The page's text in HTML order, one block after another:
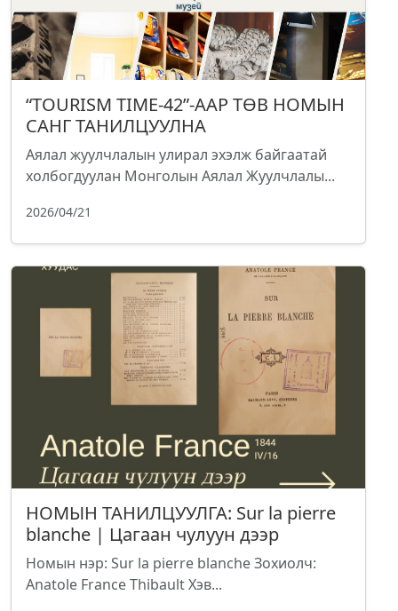
“TOURISM TIME-42”-ААР ТӨВ НОМЫН
САНГ ТАНИЛЦУУЛНА
Аялал жуулчлалын улирал эхэлж байгаатай
холбогдуулан Монголын Аялал Жуулчлалы...
2026/04/21
НОМЫН ТАНИЛЦУУЛГА: Sur la pierre
blanche | Цагаан чулуун дээр
Номын нэр: Sur la pierre blanche Зохиолч:
Anatole France Thibault Хэв...